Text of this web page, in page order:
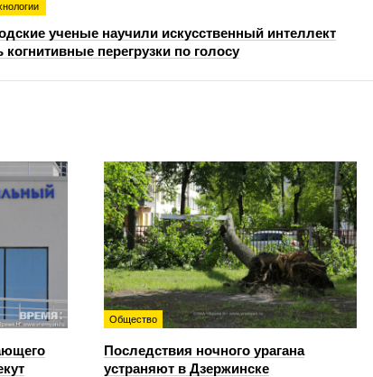
ученые научили искусственный интеллект
когнитивные перегрузки по голосу
Общество
Последствия ночного урагана
устраняют в Дзержинске